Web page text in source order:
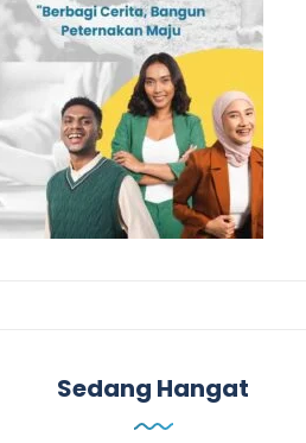
Sedang Hangat